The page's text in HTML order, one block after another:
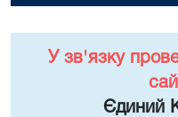
У зв'язку
Єдиний